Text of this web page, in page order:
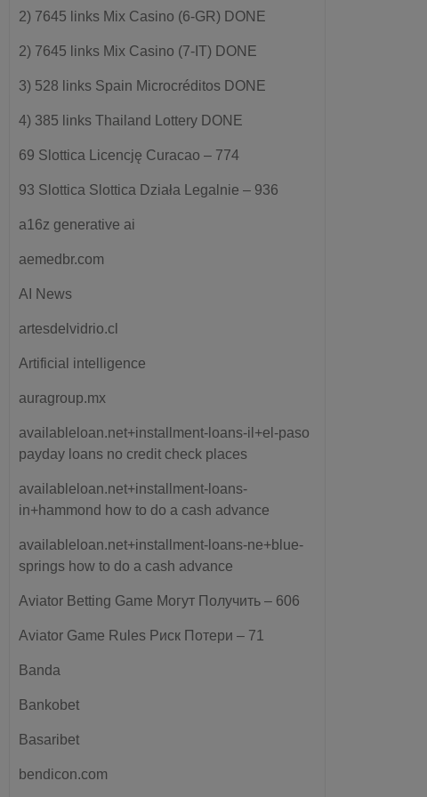
2) 7645 links Mix Casino (6-GR) DONE
2) 7645 links Mix Casino (7-IT) DONE
3) 528 links Spain Microcréditos DONE
4) 385 links Thailand Lottery DONE
69 Slottica Licencję Curacao – 774
93 Slottica Slottica Działa Legalnie – 936
a16z generative ai
aemedbr.com
AI News
artesdelvidrio.cl
Artificial intelligence
auragroup.mx
availableloan.net+installment-loans-il+el-paso
payday loans no credit check places
availableloan.net+installment-loans-
in+hammond how to do a cash advance
availableloan.net+installment-loans-ne+blue-
springs how to do a cash advance
Aviator Betting Game Могут Получить – 606
Aviator Game Rules Риск Потери – 71
Banda
Bankobet
Basaribet
bendicon.com